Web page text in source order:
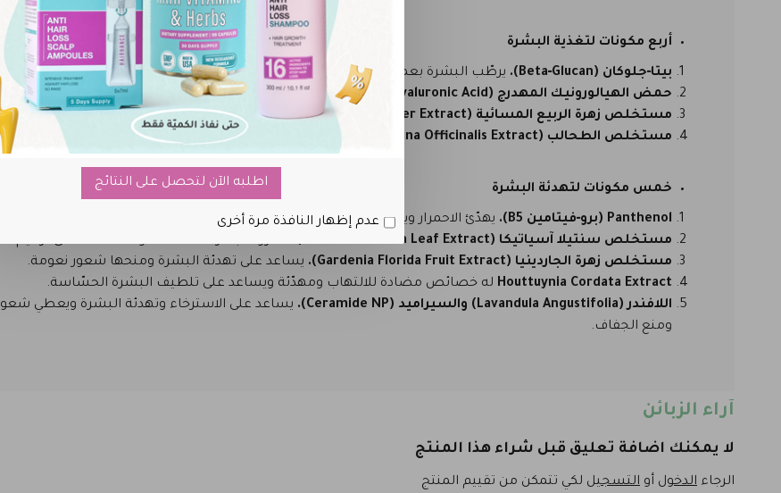
اطلبه الآن لتحصل على النتائج
عدم إظهار النافذة مرة أخرى
أربع مكونات لتغذية البشرة
بيتا‑جلوكان (Beta‑Glucan).
يرطّب البشرة بعمق ويحافظ على الرطوبة لفترة أطول ويساعد على دعم مرونة
حمض الهيالورونيك المهدرج (Hydrolyzed Hyaluronic Acid).
يرطّب الجلد بفعالية باحتباس الماء داخل البشرة
مستخلص زهرة الربيع المسائية (Evening Primrose Flower Extract).
غني بالعناصر المغذية ويعزز الترطيب
مستخلص الطحالب (Corallina Officinalis Extract).
غني بالمعادن التي تغذّي البشرة ويدعم النعومة والحيوية.
خمس مكونات لتهدئة البشرة
Panthenol (برو‑فيتامين B5).
يهدّئ الاحمرار ويخفّف الالتهابات ويرطّب ويدعم تجديد البشرة.
مستخلص سنتيلا آسياتيكا (Centella Asiatica Leaf Extract).
معروف بقدراته المهدّئة والمساعدة على ترميم
مستخلص زهرة الجاردينيا (Gardenia Florida Fruit Extract).
يساعد على تهدئة البشرة ومنحها شعور نعومة.
Houttuynia Cordata Extract له خصائص مضادة للالتهاب ومهدّئة ويساعد على تلطيف البشرة الحسّاسة.
اللافندر (Lavandula Angustifolia) والسيراميد (Ceramide NP).
يساعد على الاسترخاء وتهدئة البشرة ويعطي
ومنع الجفاف.
آراء الزبائن
لا يمكنك اضافة تعليق قبل شراء هذا المنتج
الرجاء الدخول أو التسجيل لكي تتمكن من تقييم المنتج